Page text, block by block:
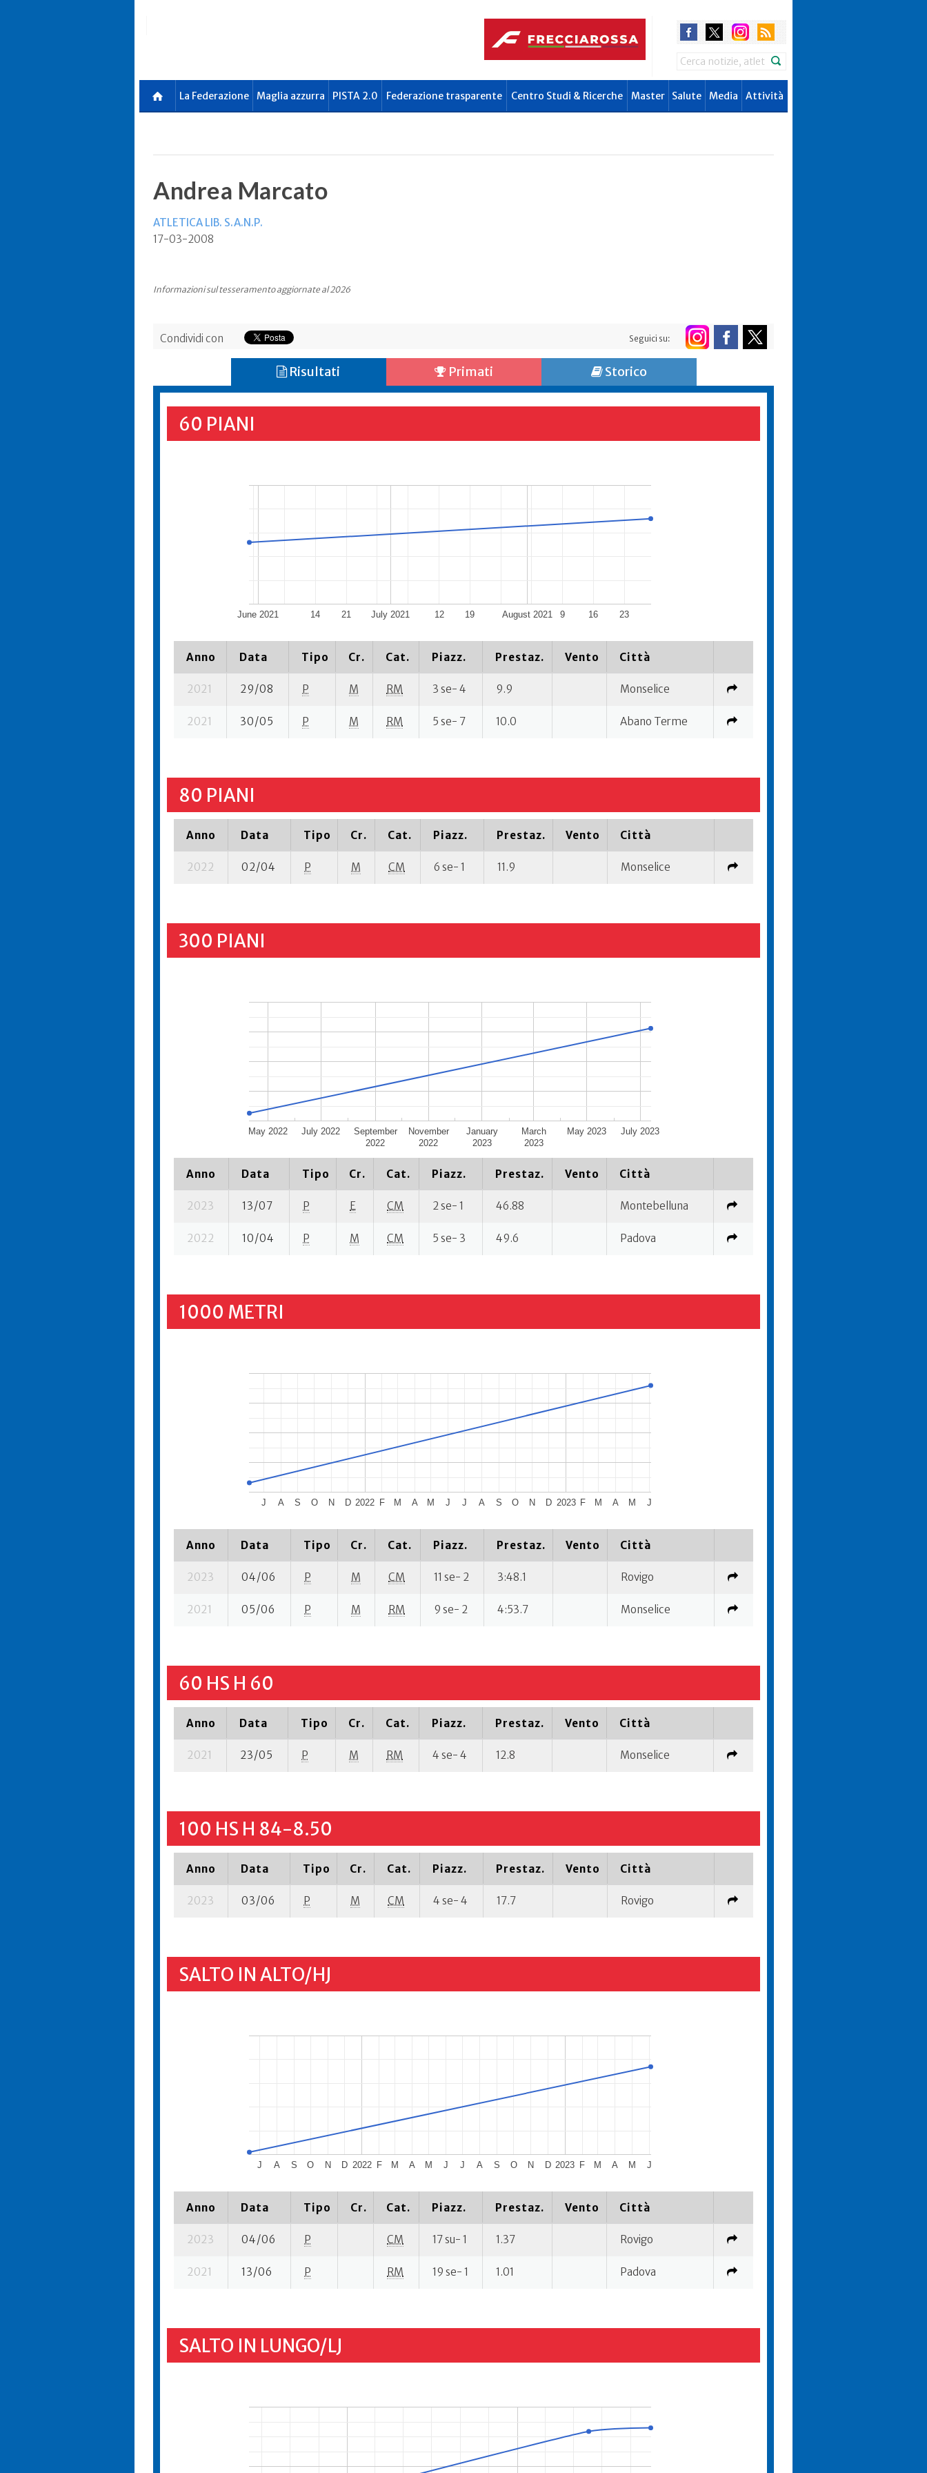
Search
La Federazione Maglia azzurra PISTA 2.0 Federazione trasparente Centro Studi & Ricerche Master Salute Media Attività
Andrea Marcato
ATLETICA LIB. S.A.N.P.
17-03-2008
Informazioni sul tesseramento aggiornate al 2026
Condividi con Seguici su:
Risultati Primati Storico
60 PIANI
June 2021 July 2021 August 2021
14 21 12 19 9 16 23
Anno Data Tipo Cr. Cat. Piazz. Prestaz. Vento Città
2021 29/08 P M RM 3 se- 4 9.9 Monselice
2021 30/05 P M RM 5 se- 7 10.0 Abano Terme
80 PIANI
Anno Data Tipo Cr. Cat. Piazz. Prestaz. Vento Città
2022 02/04 P M CM 6 se- 1 11.9 Monselice
300 PIANI
May 2022 July 2022
September
2022
November
2022
January
2023
March
2023
May 2023 July 2023
Anno Data Tipo Cr. Cat. Piazz. Prestaz. Vento Città
2023 13/07 P E CM 2 se- 1 46.88 Montebelluna
2022 10/04 P M CM 5 se- 3 49.6 Padova
1000 METRI
2022 2023
J A S O N D F M A M J J A S O N D F M A M J
Anno Data Tipo Cr. Cat. Piazz. Prestaz. Vento Città
2023 04/06 P M CM 11 se- 2 3:48.1 Rovigo
2021 05/06 P M RM 9 se- 2 4:53.7 Monselice
60 HS H 60
Anno Data Tipo Cr. Cat. Piazz. Prestaz. Vento Città
2021 23/05 P M RM 4 se- 4 12.8 Monselice
100 HS H 84-8.50
Anno Data Tipo Cr. Cat. Piazz. Prestaz. Vento Città
2023 03/06 P M CM 4 se- 4 17.7 Rovigo
SALTO IN ALTO/HJ
2022 2023
J A S O N D F M A M J J A S O N D F M A M J
Anno Data Tipo Cr. Cat. Piazz. Prestaz. Vento Città
2023 04/06 P CM 17 su- 1 1.37 Rovigo
2021 13/06 P RM 19 se- 1 1.01 Padova
SALTO IN LUNGO/LJ